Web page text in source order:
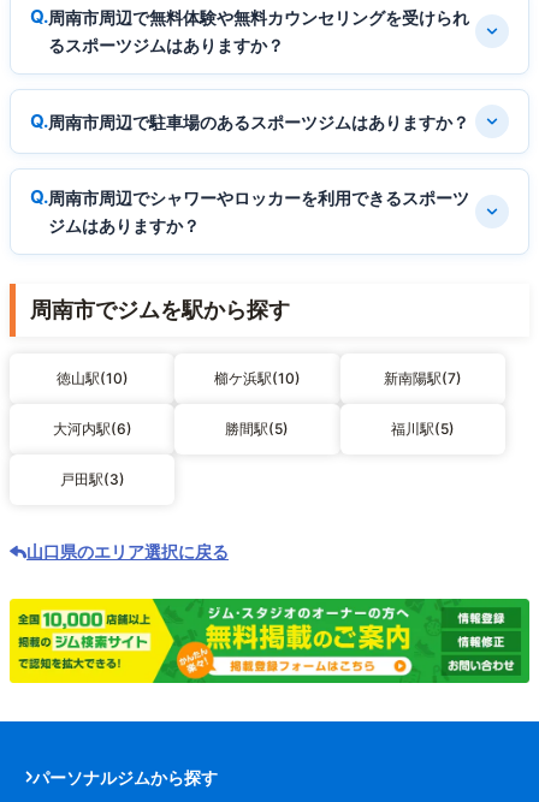
周南市周辺で無料体験や無料カウンセリングを受けられ
るスポーツジムはありますか？
周南市周辺で駐車場のあるスポーツジムはありますか？
周南市周辺でシャワーやロッカーを利用できるスポーツ
ジムはありますか？
周南市でジムを駅から探す
徳山駅(10) 櫛ケ浜駅(10) 新南陽駅(7)
大河内駅(6) 勝間駅(5) 福川駅(5)
戸田駅(3)
山口県のエリア選択に戻る
パーソナルジムから探す